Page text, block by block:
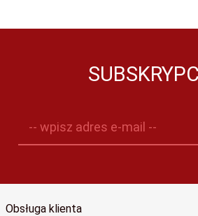
-- wpisz adres e-mail --
Obsługa klienta